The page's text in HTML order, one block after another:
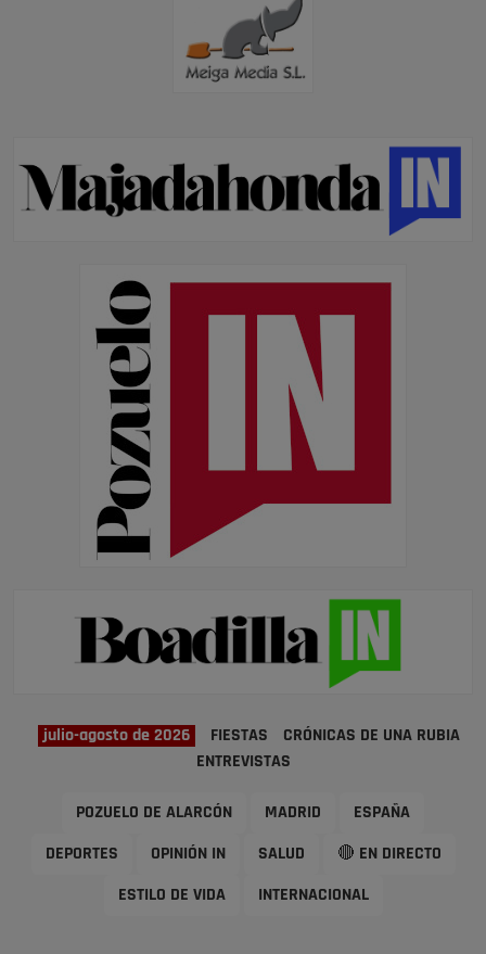
julio-agosto de 2026 FIESTAS
CRÓNICAS DE UNA RUBIA
ENTREVISTAS
POZUELO DE ALARCÓN MADRID ESPAÑA
DEPORTES OPINIÓN IN SALUD 🔴 EN DIRECTO
ESTILO DE VIDA INTERNACIONAL